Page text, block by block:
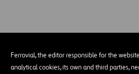
Ferrovial, the editor responsible for the
analytical cookies, its own and third parties,
Hechos Relevantes